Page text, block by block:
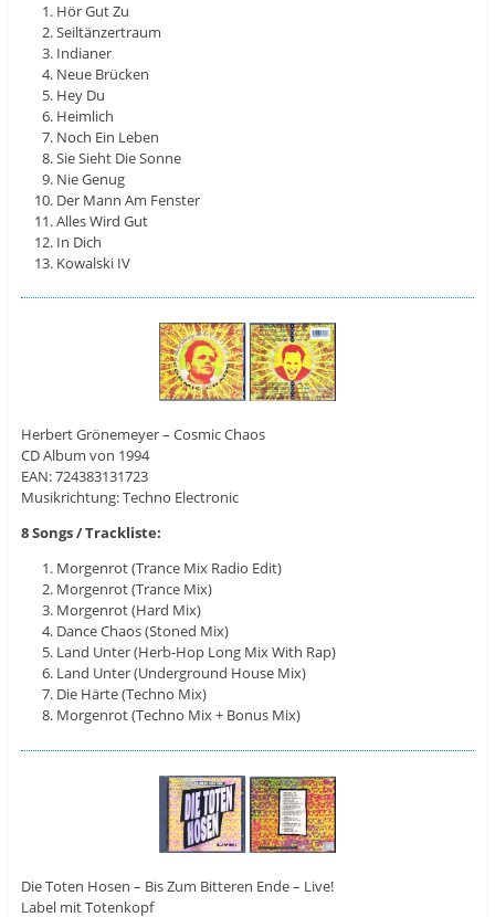
Hör Gut Zu
Seiltänzertraum
Indianer
Neue Brücken
Hey Du
Heimlich
Noch Ein Leben
Sie Sieht Die Sonne
Nie Genug
Der Mann Am Fenster
Alles Wird Gut
In Dich
Kowalski IV
Herbert Grönemeyer – Cosmic Chaos
CD Album von 1994
EAN: 724383131723
Musikrichtung: Techno Electronic
8 Songs / Trackliste:
Morgenrot (Trance Mix Radio Edit)
Morgenrot (Trance Mix)
Morgenrot (Hard Mix)
Dance Chaos (Stoned Mix)
Land Unter (Herb-Hop Long Mix With Rap)
Land Unter (Underground House Mix)
Die Härte (Techno Mix)
Morgenrot (Techno Mix + Bonus Mix)
Die Toten Hosen – Bis Zum Bitteren Ende – Live!
Label mit Totenkopf